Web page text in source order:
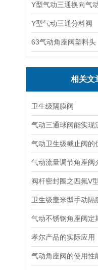
Y型气动三通换向气
Y型气动三通分料阀
63气动角座阀塑料头
相关文
卫生级隔膜阀
气动流量调节角座阀
阀杆密封圈之四氟V
卫生级盖米型手动隔
孝尔产品的实际应用
气动角座阀的使用性